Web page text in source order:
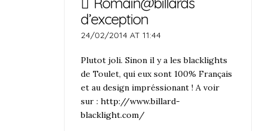
d’exception
24/02/2014 AT 11:44
Plutot joli. Sinon il y a les blacklights
de Toulet, qui eux sont 100% Français
et au design impréssionant ! A voir
sur :http://www.billard-
blacklight.com/